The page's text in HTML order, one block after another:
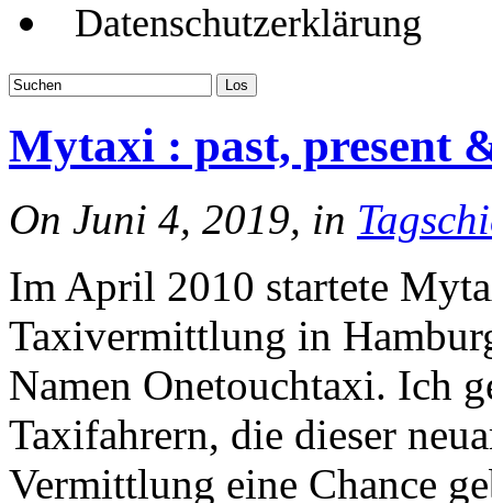
Datenschutzerklärung
Mytaxi : past, present
On Juni 4, 2019, in
Im April 2010 startete
Taxivermittlung in
Namen Onetouchtaxi. Ich
Taxifahrern, die dieser
Vermittlung eine Chance